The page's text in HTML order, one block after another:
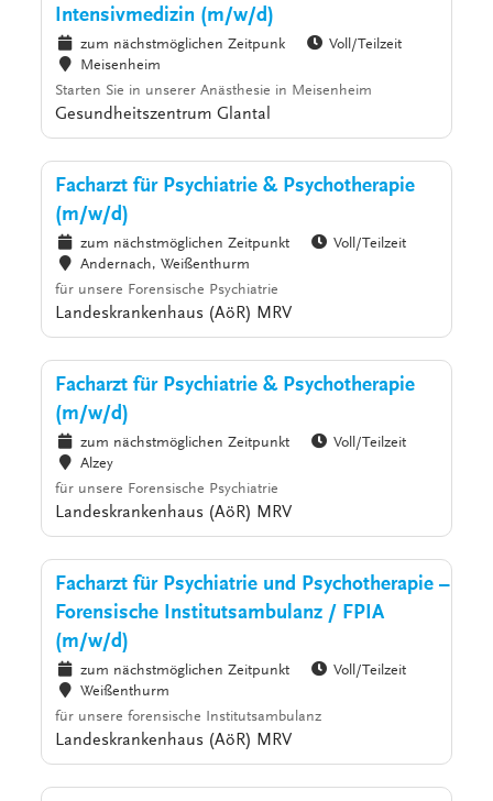
Intensivmedizin (m/w/d)
zum nächstmöglichen Zeitpunk
Voll/Teilzeit
Meisenheim
Starten Sie in unserer Anästhesie in Meisenheim
Gesundheitszentrum Glantal
Facharzt für Psychiatrie & Psychotherapie
(m/w/d)
zum nächstmöglichen Zeitpunkt
Voll/Teilzeit
Andernach, Weißenthurm
für unsere Forensische Psychiatrie
Landeskrankenhaus (AöR) MRV
Facharzt für Psychiatrie & Psychotherapie
(m/w/d)
zum nächstmöglichen Zeitpunkt
Voll/Teilzeit
Alzey
für unsere Forensische Psychiatrie
Landeskrankenhaus (AöR) MRV
Facharzt für Psychiatrie und Psychotherapie –
Forensische Institutsambulanz / FPIA
(m/w/d)
zum nächstmöglichen Zeitpunkt
Voll/Teilzeit
Weißenthurm
für unsere forensische Institutsambulanz
Landeskrankenhaus (AöR) MRV